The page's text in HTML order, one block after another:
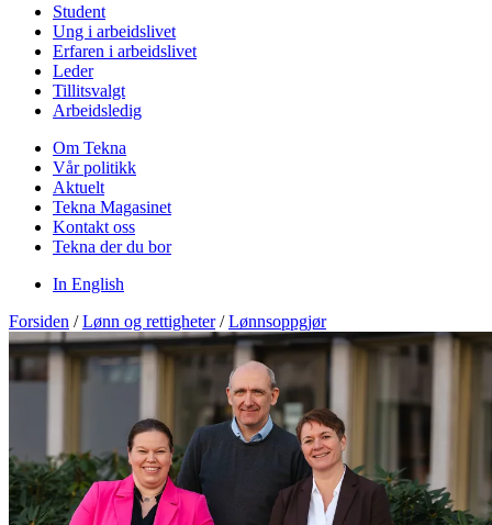
Student
Ung i arbeidslivet
Erfaren i arbeidslivet
Leder
Tillitsvalgt
Arbeidsledig
Om Tekna
Vår politikk
Aktuelt
Tekna Magasinet
Kontakt oss
Tekna der du bor
In English
Forsiden / Lønn og rettigheter / Lønnsoppgjør